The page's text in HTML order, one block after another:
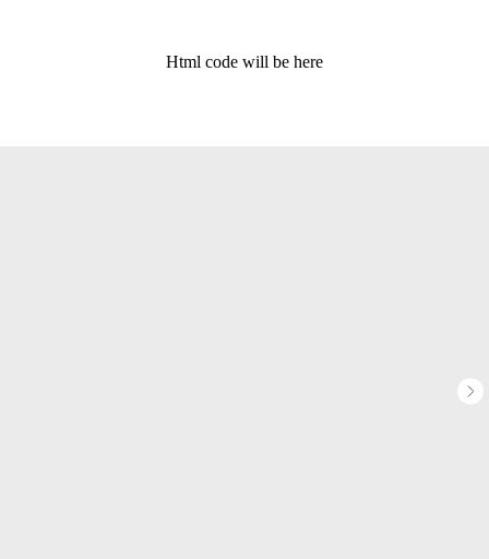
Html code will be here